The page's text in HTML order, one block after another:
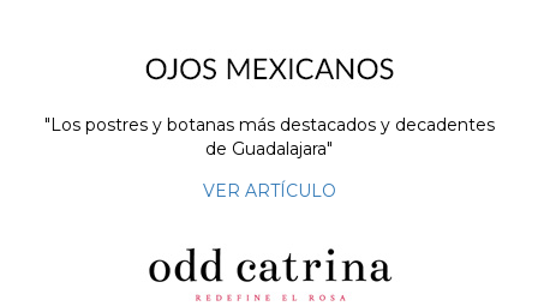
"Los postres y botanas más destacados y decadentes
de Guadalajara"
VER ARTÍCULO